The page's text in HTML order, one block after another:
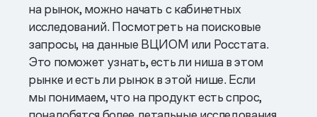
на рынок, можно начать с кабинетных
исследований. Посмотреть на поисковые
запросы, на данные ВЦИОМ или Росстата.
Это поможет узнать, есть ли ниша в этом
рынке и есть ли рынок в этой нише. Если
мы понимаем, что на продукт есть спрос,